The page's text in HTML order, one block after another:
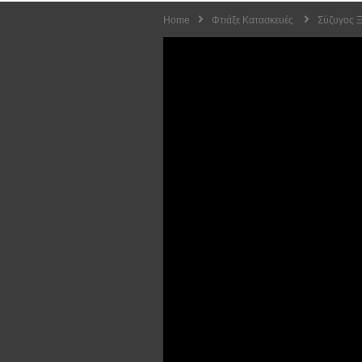
Home Φτιάξε Κατασκευές Σύζυγος